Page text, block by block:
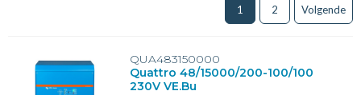
1 2 Volgende
QUA483150000
Quattro 48/15000/200-100/100
230V VE.Bu